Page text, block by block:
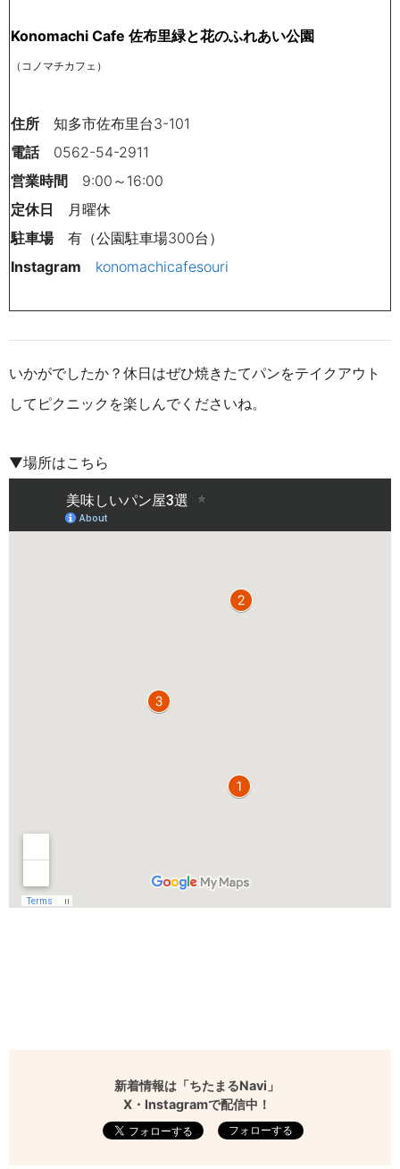
Konomachi Cafe 佐布里緑と花のふれあい公園
（コノマチカフェ）
住所 知多市佐布里台3-101
電話0562-54-2911
営業時間 9:00～16:00
定休日 月曜休
駐車場有（公園駐車場300台）
Instagram
konomachicafesouri
いかがでしたか？休日はぜひ焼きたてパンをテイクアウト
してピクニックを楽しんでくださいね。
▼場所はこちら
新着情報は「ちたまるNavi」
X・Instagramで配信中！
フォローする